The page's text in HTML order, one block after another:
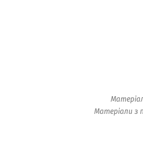
Матеріали з